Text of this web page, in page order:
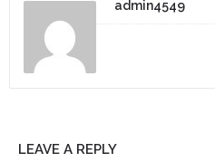
admin4549
LEAVE A REPLY